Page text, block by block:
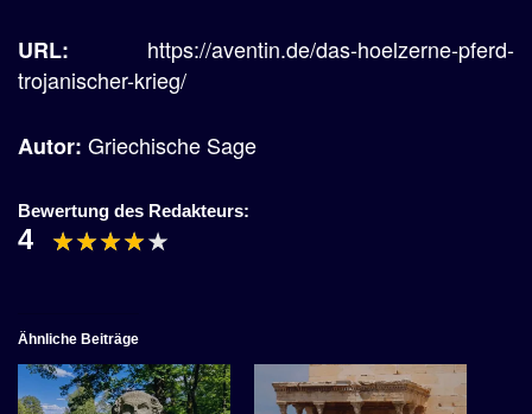
URL: https://aventin.de/das-hoelzerne-pferd-
trojanischer-krieg/
Autor: Griechische Sage
Bewertung des Redakteurs:
4
Ähnliche Beiträge